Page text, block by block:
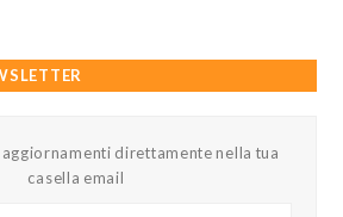
direttamente nella tua
casella email